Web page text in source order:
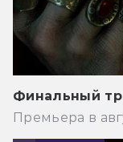
Финальный
Премьера в